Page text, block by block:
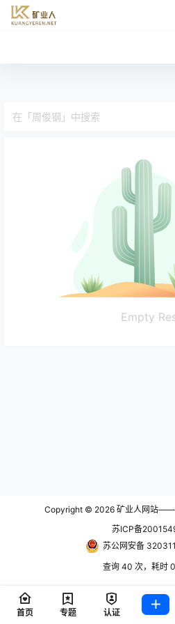
Empty
Copyright © 2026 矿业人网站——
苏ICP备
苏公网安备
查询 40 次，耗时
首页 专题 认证